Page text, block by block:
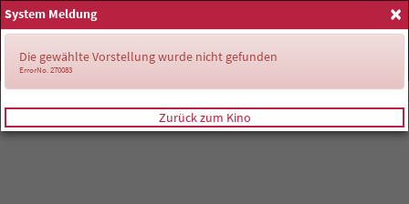
Anmelden
×
System Meldung
Die gewählte Vorstellung wurde nicht gefunden
ErrorNo. 270083
Zurück zum Kino